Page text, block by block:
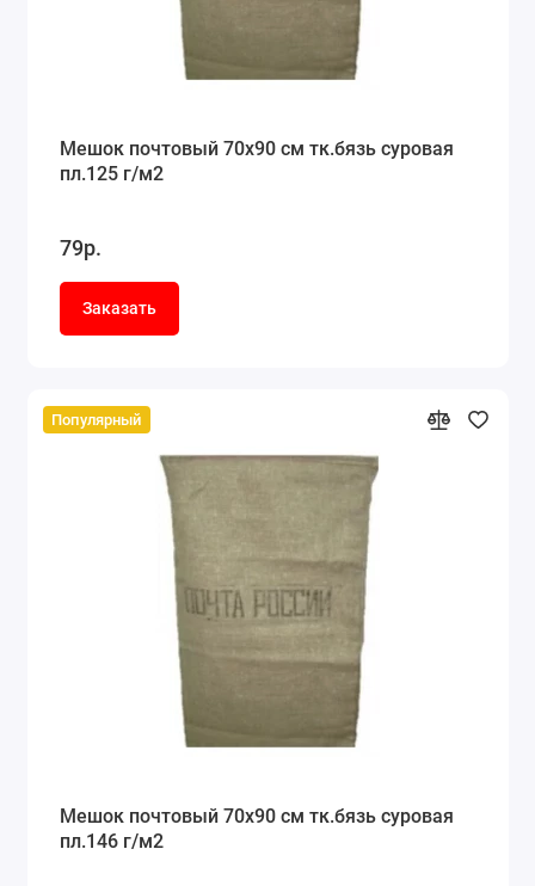
Мешок почтовый 70x90 см тк.бязь суровая
пл.125 г/м2
79р.
Заказать
Популярный
Мешок почтовый 70x90 см тк.бязь суровая
пл.146 г/м2